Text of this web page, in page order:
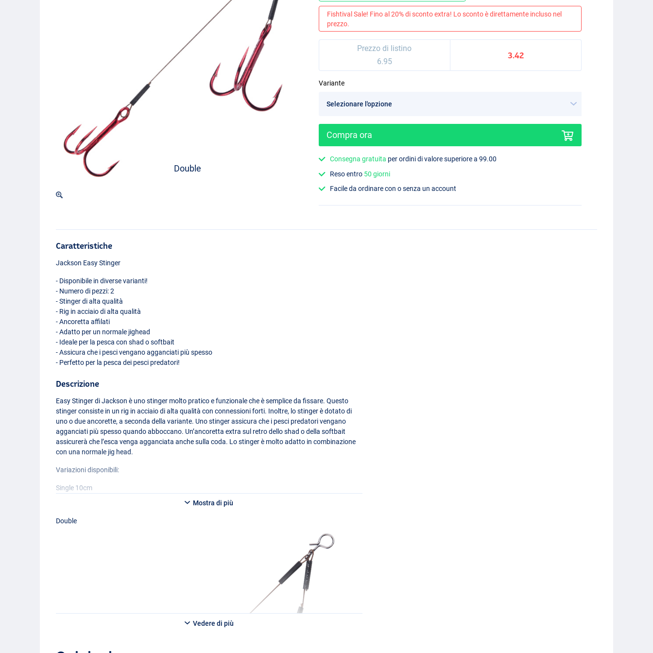
Double
Single
Fishtival Sale! Fino al 20% di sconto extra! Lo sconto è direttamente incluso nel
prezzo.
Prezzo di listino
6.95
3.42
Variante
Compra ora
Consegna gratuita per ordini di valore superiore a 99.00
Reso entro 50 giorni
Facile da ordinare con o senza un account
Caratteristiche
Jackson Easy Stinger
- Disponibile in diverse varianti!
- Numero di pezzi: 2
- Stinger di alta qualità
- Rig in acciaio di alta qualità
- Ancoretta affilati
- Adatto per un normale jighead
- Ideale per la pesca con shad o softbait
- Assicura che i pesci vengano agganciati più spesso
- Perfetto per la pesca dei pesci predatori!
Descrizione
Easy Stinger di Jackson è uno stinger molto pratico e funzionale che è semplice da fissare. Questo
stinger consiste in un rig in acciaio di alta qualità con connessioni forti. Inoltre, lo stinger è dotato di
uno o due ancorette, a seconda della variante. Uno stinger assicura che i pesci predatori vengano
agganciati più spesso quando abboccano. Un’ancoretta extra sul retro dello shad o della softbait
assicurerà che l’esca venga agganciata anche sulla coda. Lo stinger è molto adatto in combinazione
con una normale jig head.
Variazioni disponibili:
Single 10cm
- Taglia ancoretta retro: 6
Mostra di più
Double
Vedere di più